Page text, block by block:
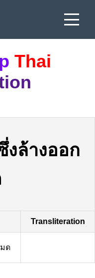
Thai
งล้างออก
Transliteration
ด